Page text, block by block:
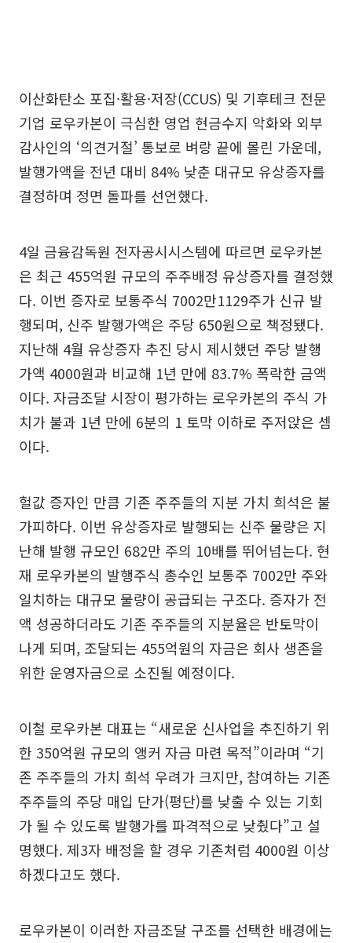
이산화탄소 포집·활용·저장(CCUS) 및 기후테크 전문
기업 로우카본이 극심한 영업 현금수지 악화와 외부
감사인의 ‘의견거절’ 통보로 벼랑 끝에 몰린 가운데,
발행가액을 전년 대비 84% 낮춘 대규모 유상증자를
결정하며 정면 돌파를 선언했다.
4일 금융감독원 전자공시시스템에 따르면 로우카본
은 최근 455억원 규모의 주주배정 유상증자를 결정했
다. 이번 증자로 보통주식 7002만1129주가 신규 발
행되며, 신주 발행가액은 주당 650원으로 책정됐다.
지난해 4월 유상증자 추진 당시 제시했던 주당 발행
가액 4000원과 비교해 1년 만에 83.7% 폭락한 금액
이다. 자금조달 시장이 평가하는 로우카본의 주식 가
치가 불과 1년 만에 6분의 1 토막 이하로 주저앉은 셈
이다.
헐값 증자인 만큼 기존 주주들의 지분 가치 희석은 불
가피하다. 이번 유상증자로 발행되는 신주 물량은 지
난해 발행 규모인 682만 주의 10배를 뛰어넘는다. 현
재 로우카본의 발행주식 총수인 보통주 7002만 주와
일치하는 대규모 물량이 공급되는 구조다. 증자가 전
액 성공하더라도 기존 주주들의 지분율은 반토막이
나게 되며, 조달되는 455억원의 자금은 회사 생존을
위한 운영자금으로 소진될 예정이다.
이철 로우카본 대표는 “새로운 신사업을 추진하기 위
한 350억원 규모의 앵커 자금 마련 목적”이라며 “기
존 주주들의 가치 희석 우려가 크지만, 참여하는 기존
주주들의 주당 매입 단가(평단)를 낮출 수 있는 기회
가 될 수 있도록 발행가를 파격적으로 낮췄다”고 설
명했다. 제3자 배정을 할 경우 기존처럼 4000원 이상
하겠다고도 했다.
로우카본이 이러한 자금조달 구조를 선택한 배경에는